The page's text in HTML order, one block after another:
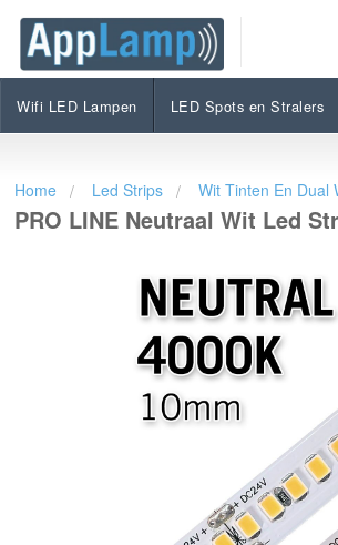
Wifi LED Lampen LED Spots en Stralers
PRO LINE Neutraal Wit Led
€57,95 Op
Home Led Strips Wit Tinten En Dual
PRO LINE Neutraal Wit Led